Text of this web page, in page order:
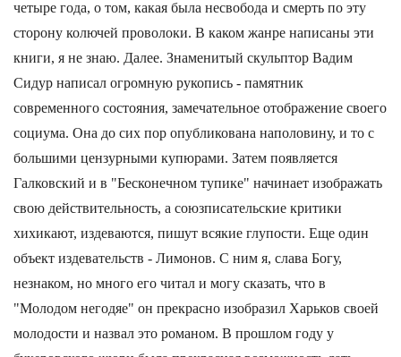
четыре года, о том, какая была несвобода и смерть по эту
сторону колючей проволоки. В каком жанре написаны эти
книги, я не знаю. Далее. Знаменитый скульптор Вадим
Сидур написал огромную рукопись - памятник
современного состояния, замечательное отображение своего
социума. Она до сих пор опубликована наполовину, и то с
большими цензурными купюрами. Затем появляется
Галковский и в "Бесконечном тупике" начинает изображать
свою действительность, а союзписательские критики
хихикают, издеваются, пишут всякие глупости. Еще один
объект издевательств - Лимонов. С ним я, слава Богу,
незнаком, но много его читал и могу сказать, что в
"Молодом негодяе" он прекрасно изобразил Харьков своей
молодости и назвал это романом. В прошлом году у